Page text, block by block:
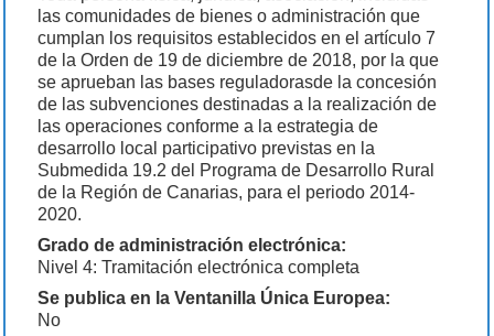
las comunidades de bienes o administración que
cumplan los requisitos establecidos en el artículo 7
de la Orden de 19 de diciembre de 2018, por la que
se aprueban las bases reguladorasde la concesión
de las subvenciones destinadas a la realización de
las operaciones conforme a la estrategia de
desarrollo local participativo previstas en la
Submedida 19.2 del Programa de Desarrollo Rural
de la Región de Canarias, para el periodo 2014-
2020.
Grado de administración electrónica:
Nivel 4: Tramitación electrónica completa
Se publica en la Ventanilla Única Europea:
No